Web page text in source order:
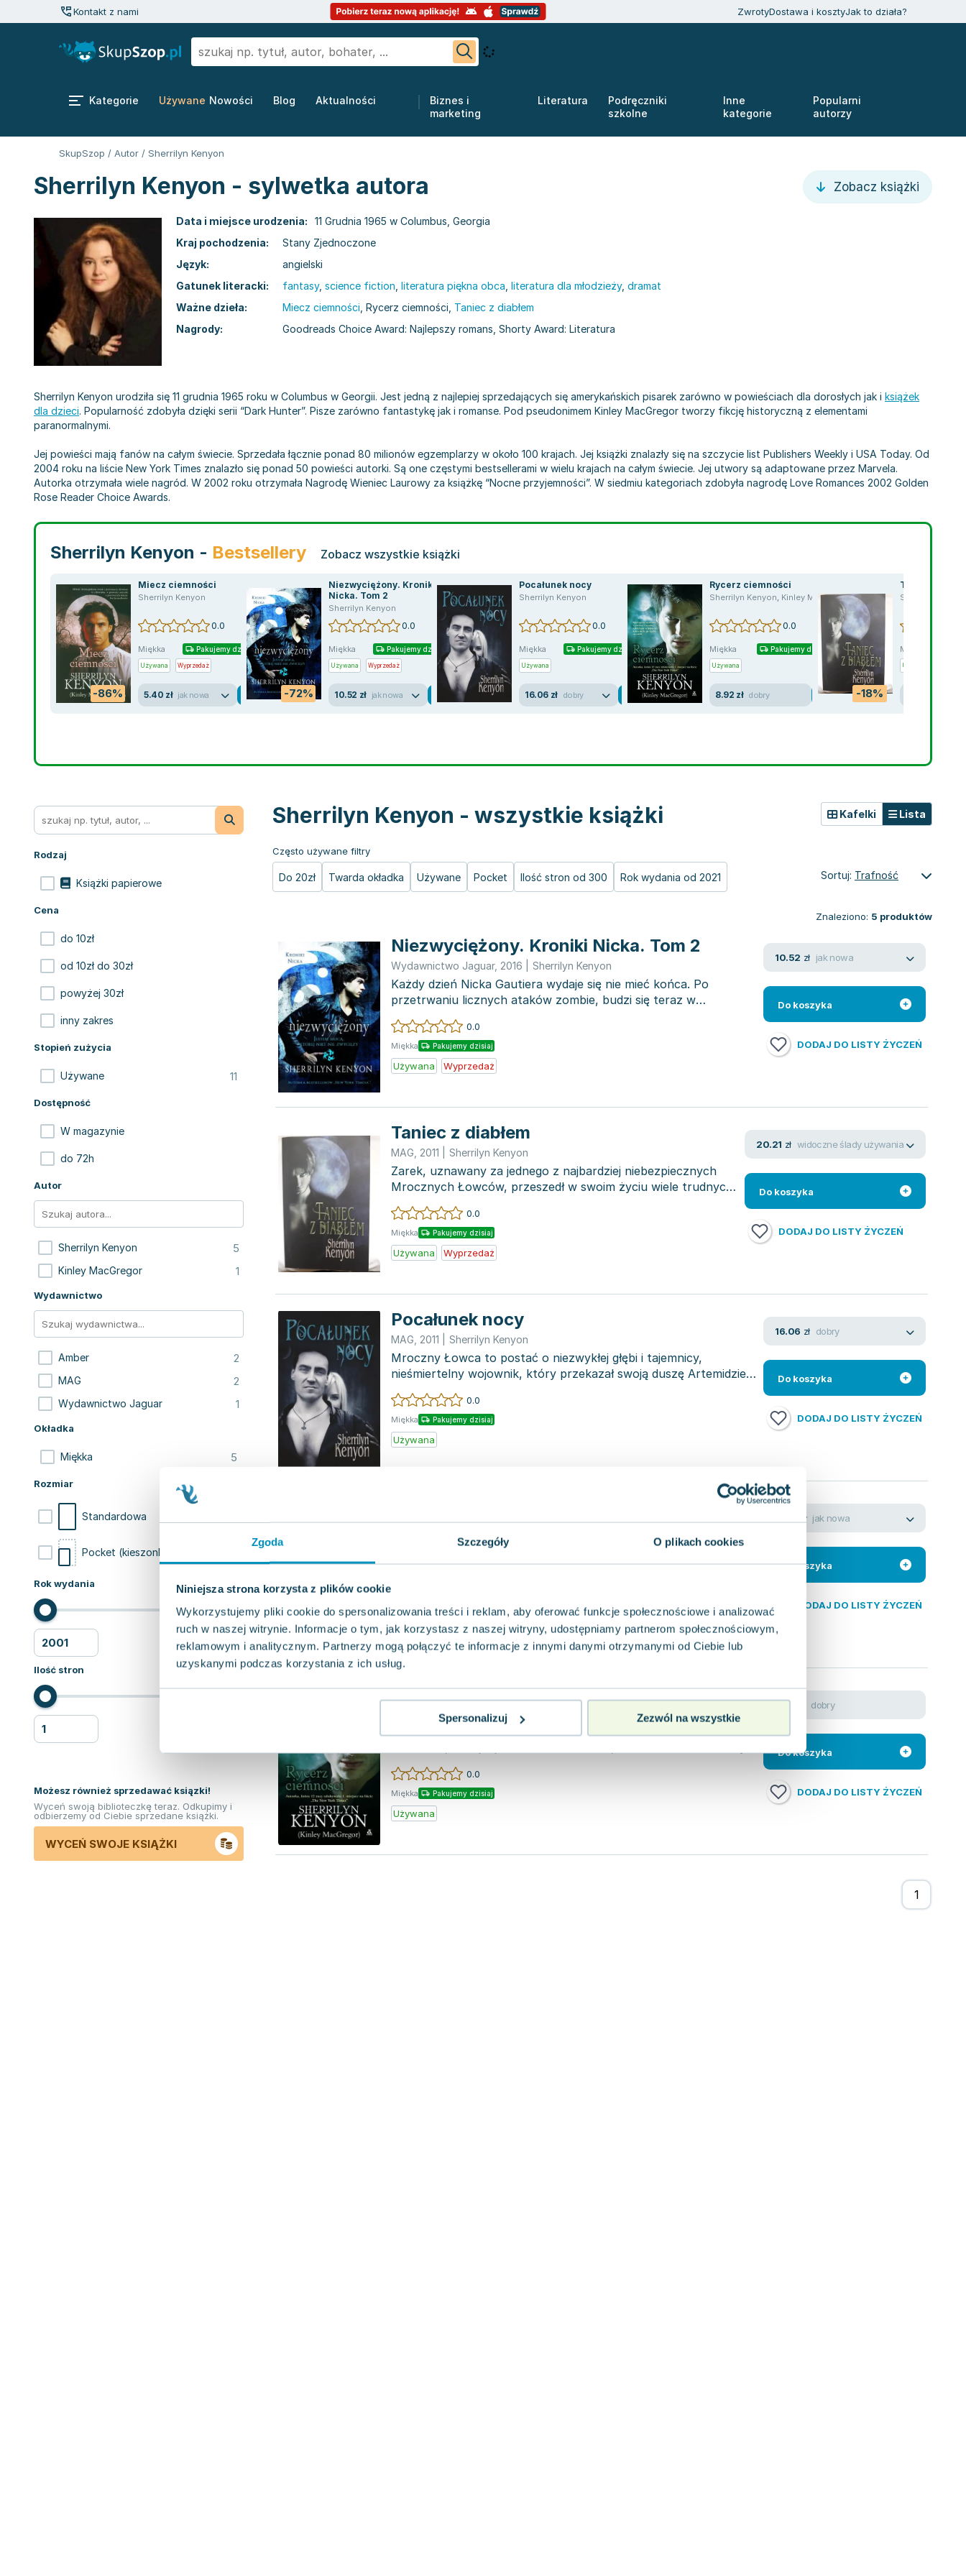
Zgoda Szczegóły O plikach cookies
Niniejsza strona korzysta z plików cookie
Wykorzystujemy pliki cookie do spersonalizowania treści i reklam, aby oferować funkcje społecznościowe i analizować
ruch w naszej witrynie. Informacje o tym, jak korzystasz z naszej witryny, udostępniamy partnerom społecznościowym,
reklamowym i analitycznym. Partnerzy mogą połączyć te informacje z innymi danymi otrzymanymi od Ciebie lub
uzyskanymi podczas korzystania z ich usług.
Spersonalizuj Zezwól na wszystkie
Kontakt z nami ZwrotyDostawa i kosztyJak to działa?
Kategorie Używane Nowości Blog Aktualności
Biznes i
marketing
Literatura
Podręczniki
szkolne
Inne
kategorie
Popularni
autorzy
SkupSzop / Autor / Sherrilyn Kenyon
Sherrilyn Kenyon - sylwetka autora Zobacz książki
Data i miejsce urodzenia:
11 Grudnia 1965 w Columbus, Georgia
Kraj pochodzenia:
Stany Zjednoczone
Język:
angielski
Gatunek literacki:
fantasy, science fiction literatura piękna obca literatura dla młodzieży, dramat
Ważne dzieła:
Miecz ciemności , Rycerz ciemności, Taniec z diabłem
Nagrody:
Goodreads Choice Award: Najlepszy romans, Shorty Award: Literatura
Sherrilyn Kenyon urodziła się 11 grudnia 1965 roku w Columbus w Georgii. Jest jedną z najlepiej sprzedających się amerykańskich pisarek zarówno w powieściach dla dorosłych jak i książek
dla dzieci. Popularność zdobyła dzięki serii “Dark Hunter”. Pisze zarówno fantastykę jak i romanse. Pod pseudonimem Kinley MacGregor tworzy fikcję historyczną z elementami
paranormalnymi.
Jej powieści mają fanów na całym świecie. Sprzedała łącznie ponad 80 milionów egzemplarzy w około 100 krajach. Jej książki znalazły się na szczycie list Publishers Weekly i USA Today. Od
2004 roku na liście New York Times znalazło się ponad 50 powieści autorki. Są one częstymi bestsellerami w wielu krajach na całym świecie. Jej utwory są adaptowane przez Marvela.
Autorka otrzymała wiele nagród. W 2002 roku otrzymała Nagrodę Wieniec Laurowy za książkę “Nocne przyjemności”. W siedmiu kategoriach zdobyła nagrodę Love Romances 2002 Golden
Rose Reader Choice Awards.
Sherrilyn Kenyon - Bestsellery Zobacz wszystkie książki
-86%
Miecz ciemności
Sherrilyn Kenyon
0.0
Miękka Pakujemy dzisiaj
Używana Wyprzedaż
5.40 zł jak nowa -72%
Niezwyciężony. Kroniki
Nicka. Tom 2
Sherrilyn Kenyon
0.0
Miękka Pakujemy dzisiaj
Używana Wyprzedaż
10.52 zł jak nowa
Pocałunek nocy
Sherrilyn Kenyon
0.0
Miękka Pakujemy dzisiaj
Używana
16.06 zł dobry
Rycerz ciemności
Sherrilyn Kenyon, Kinley MacGregor
0.0
Miękka Pakujemy dzisiaj
Używana
8.92 zł dobry -18%
Taniec z
Sherrilyn
Miękka
Rodzaj
Książki papierowe
Cena
do 10zł
od 10zł do 30zł
powyżej 30zł
inny zakres
Stopień zużycia
Używane 11
Dostępność
W magazynie
do 72h
Autor
Sherrilyn Kenyon 5
Kinley MacGregor 1
Wydawnictwo
Amber 2
MAG 2
Wydawnictwo Jaguar 1
Okładka
Miękka 5
Rozmiar
Standardowa
Pocket (kieszonkowa)
Rok wydania
Ilość stron
Możesz również sprzedawać ksiązki!
Wyceń swoją biblioteczkę teraz. Odkupimy i
odbierzemy od Ciebie sprzedane książki.
WYCEŃ SWOJE KSIĄŻKI
Sherrilyn Kenyon - wszystkie książki
Często używane filtry
Do 20zł Twarda okładka Używane Pocket Ilość stron od 300 Rok wydania od 2021
Kafelki Lista
Sortuj: Trafność
Znaleziono: 5 produktów
Niezwyciężony. Kroniki Nicka. Tom 2
Wydawnictwo Jaguar, 2016 Sherrilyn Kenyon
Każdy dzień Nicka Gautiera wydaje się nie mieć końca. Po
przetrwaniu licznych ataków zombie, budzi się teraz w
rzeczywistości pełn...
0.0
Miękka Pakujemy dzisiaj
Używana Wyprzedaż
10.52 zł jak nowa
Do koszyka
DODAJ DO LISTY ŻYCZEŃ
Taniec z diabłem
MAG 2011 Sherrilyn Kenyon
Zarek, uznawany za jednego z najbardziej niebezpiecznych
Mrocznych Łowców, przeszedł w swoim życiu wiele trudnych
chwil. Jako niew...
0.0
Miękka Pakujemy dzisiaj
Używana Wyprzedaż
20.21 zł widoczne ślady używania
Do koszyka
DODAJ DO LISTY ŻYCZEŃ
Pocałunek nocy
MAG 2011 Sherrilyn Kenyon
Mroczny Łowca to postać o niezwykłej głębi i tajemnicy,
nieśmiertelny wojownik, który przekazał swoją duszę Artemidzie
w ramach uk...
0.0
Miękka Pakujemy dzisiaj
Używana
16.06 zł dobry
Do koszyka
DODAJ DO LISTY ŻYCZEŃ
Amber,2011| Sherrilyn Kenyon
Nieśmiertelny, znany z serca o twardości kamienia, gotów jest
zrezygnować ze swojej ciemnej rzeczywistości dla wyjątkowej
Pakujemy dzisiaj
Używana Wyprzedaż
zł jak nowa
Do koszyka
DODAJ DO LISTY ŻYCZEŃ
Rycerz ciemności
2011| Sherrilyn Kenyon
Mężczyzna, w którego żyłach płynie mieszanka światła i
jego zgubą n...
0.0
Miękka Pakujemy dzisiaj
Używana
8.92 dobry
Do koszyka
DODAJ DO LISTY ŻYCZEŃ